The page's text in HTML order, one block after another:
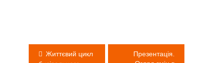
Життєвий цикл
Презентація.